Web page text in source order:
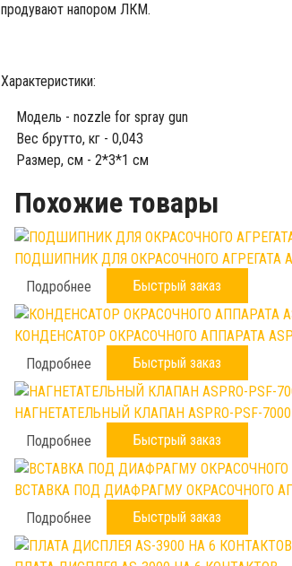
продувают напором ЛКМ.
Характеристики:
Модель - nozzle for spray gun
Вес брутто, кг - 0,043
Размер, см - 2*3*1 см
Похожие товары
ПОДШИПНИК ДЛЯ ОКРАСОЧНОГО АГРЕГАТА
Подробнее
Быстрый заказ
КОНДЕНСАТОР ОКРАСОЧНОГО АППАРАТА
Подробнее
Быстрый заказ
НАГНЕТАТЕЛЬНЫЙ КЛАПАН ASPRO-PSF-
Подробнее
Быстрый заказ
ВСТАВКА ПОД ДИАФРАГМУ ОКРАСОЧНОГО
Подробнее
Быстрый заказ